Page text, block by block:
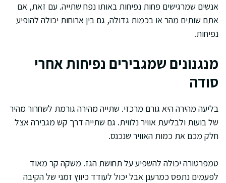
אנשים שמרגישים פחות נפיחות באותו נפח שתייה. עם זאת, אם
אתם שותים מהר או בכמות גדולה, גם בין ארוחות יכולה להופיע
נפיחות.
מנגנונים שמגבירים נפיחות אחרי
סודה
בליעה מהירה היא גורם מרכזי. שתייה מהירה גורמת לשחרור מהיר
של בועות ולבליעת אוויר נלווית. גם שתייה דרך קש מגבירה אצל
חלק מכם את כמות האוויר שנכנס.
טמפרטורה יכולה להשפיע על תחושת הגז. משקה קר מאוד
לפעמים נתפס כמרענן אבל יכול לעודד כיווץ זמני של הקיבה